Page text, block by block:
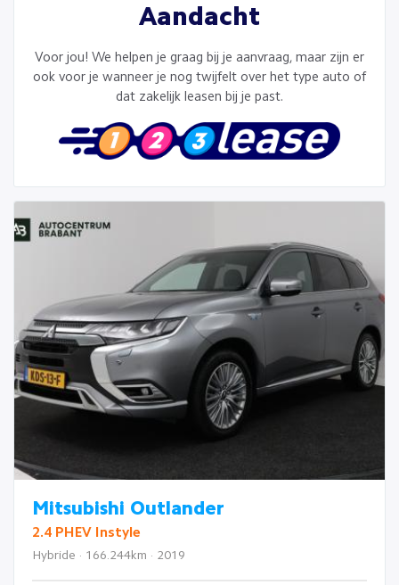
Aandacht
Voor jou! We helpen je graag bij je aanvraag, maar zijn er
ook voor je wanneer je nog twijfelt over het type auto of
dat zakelijk leasen bij je past.
Mitsubishi Outlander
2.4 PHEV Instyle
Hybride · 166.244km · 2019